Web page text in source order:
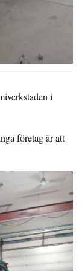
i
företag är att